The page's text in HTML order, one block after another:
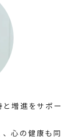
と増進をサポー
心の健康も同